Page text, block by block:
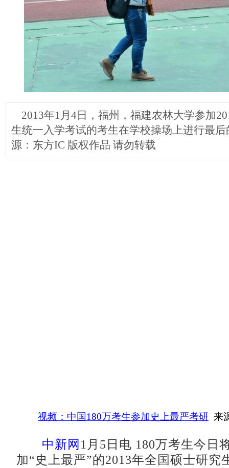
2013年1月4日，福州，福建农林大学参加
生统一入学考试的考生在学校操场上进行最
源：东方IC 版权作品 请勿转载
视频：中国180万考生参加史上最严考研来
中新网 1月5日电 180万考生今日
加“史上最严”的2013年全国硕士研究